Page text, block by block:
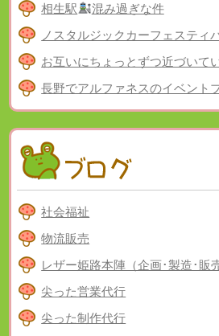
相生駅
混み過ぎな件
ノスタルジックカーフェスティ
お互いにちょっとずつ近づいて
長野でアルファネスのイベント
社会福祉
物流販売
レザー姫路本陣（企画･製造･販
尖った営業代行
尖った制作代行